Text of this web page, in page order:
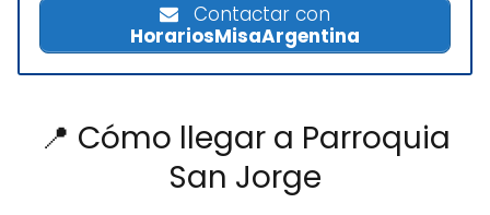
Contactar con
HorariosMisaArgentina
📍 Cómo llegar a Parroquia
San Jorge